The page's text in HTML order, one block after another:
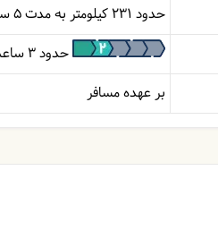
حدود 231 کیلومتر به مدت 5 ساعت (در ماشین و در شرایط عادی جاده)
حدود 3 ساعت رودخانه‌پیمایی (مسیر بدون شیب)
بر عهده مسافر